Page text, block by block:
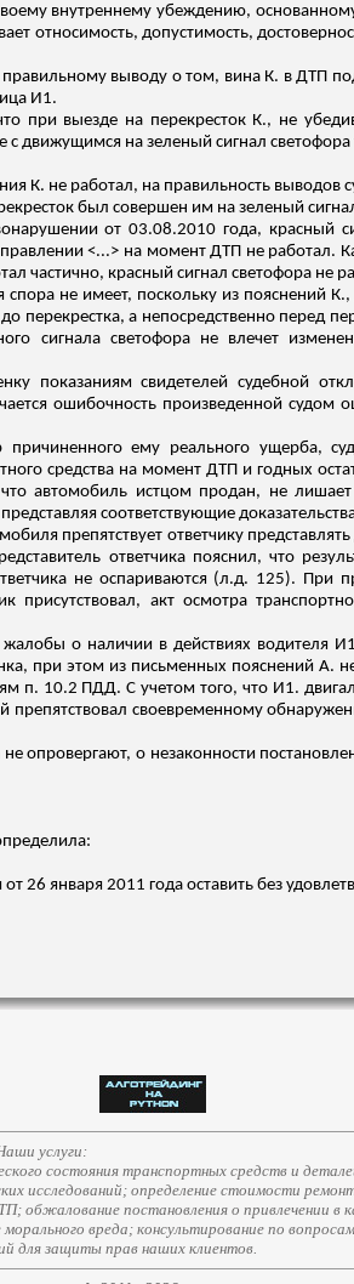
внутреннему убеждению,
относимость, допустимость,
выводу о том, вина К. в ДТП
И1.
при выезде на перекресток К., не
движущимся на зеленый сигнал
К. не работал, на правильность выводов
был совершен им на зеленый
от 03.08.2010 года, красный
<...> на момент ДТП не работал.
частично, красный сигнал светофора не
не имеет, поскольку из пояснений
перекрестка, а непосредственно перед
сигнала светофора не влечет
свидетелей судебной
ошибочность произведенной судом
ему реального ущерба,
средства на момент ДТП и годных
автомобиль истцом продан, не лишает
соответствующие
препятствует ответчику
ответчика пояснил, что
не оспариваются (л.д. 125). При
присутствовал, акт осмотра
о наличии в действиях водителя И1
при этом из письменных пояснений А.
п. 10.2 ПДД. С учетом того, что И1.
препятствовал своевременному
опровергают, о незаконности
26 января 2011 года оставить без
услуги:
состояния транспортных средств и
исследований; определение стоимости
постановления о привлечении в
вреда; консультирование по
для защиты прав наших клиентов.